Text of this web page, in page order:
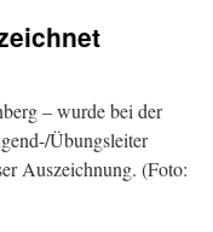
– wurde bei der
Übungsleiter
Auszeichnung. (Foto: